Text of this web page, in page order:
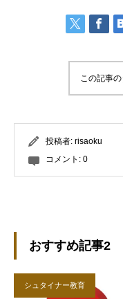
この記事
投稿者: risaoku
コメント: 0
おすすめ記事2
シュタイナー教育